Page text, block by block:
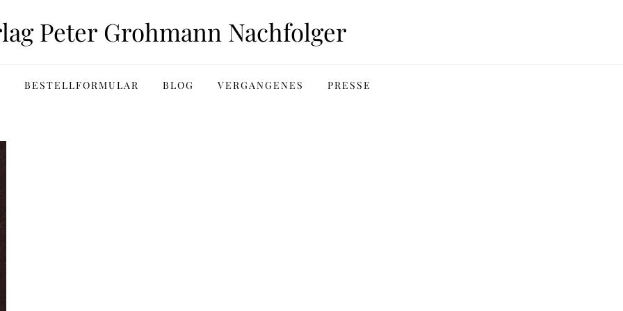
Peter Grohmann Nachfolger
BESTELLFORMULAR BLOG VERGANGENES PRESSE